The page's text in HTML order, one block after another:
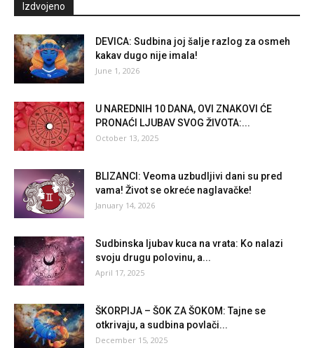
Izdvojeno
DEVICA: Sudbina joj šalje razlog za osmeh
kakav dugo nije imala!
June 1, 2026
U NAREDNIH 10 DANA, OVI ZNAKOVI ĆE
PRONAĆI LJUBAV SVOG ŽIVOTA:...
October 13, 2025
BLIZANCI: Veoma uzbudljivi dani su pred
vama! Život se okreće naglavačke!
January 14, 2026
Sudbinska ljubav kuca na vrata: Ko nalazi
svoju drugu polovinu, a...
April 17, 2025
ŠKORPIJA – ŠOK ZA ŠOKOM: Tajne se
otkrivaju, a sudbina povlači...
December 15, 2025